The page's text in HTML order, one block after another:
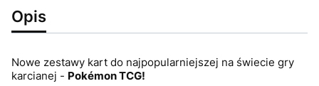
Opis
Nowe zestawy kart do najpopularniejszej na świecie gry
karcianej - PokémonTCG!